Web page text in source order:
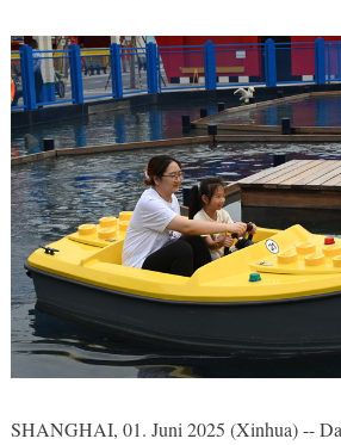
SHANGHAI, 01. Juni 2025 (Xinhua) --